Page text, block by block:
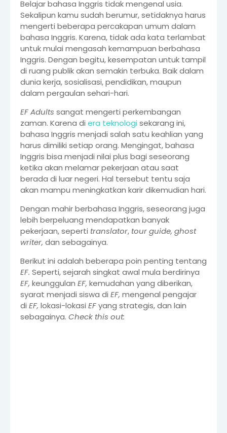
Belajar bahasa Inggris tidak mengenal usia.
Sekalipun kamu sudah berumur, setidaknya harus
mengerti beberapa percakapan umum dalam
bahasa Inggris. Karena, tidak ada kata terlambat
untuk mulai mengasah kemampuan berbahasa
Inggris. Dengan begitu, kesempatan untuk tampil
di ruang publik akan semakin terbuka. Baik dalam
dunia kerja, sosialisasi, pendidikan, maupun
dalam pergaulan sehari-hari.
EF Adults sangat mengerti perkembangan
zaman. Karena di era teknologisekarang ini,
bahasa Inggris menjadi salah satu keahlian yang
harus dimiliki setiap orang. Mengingat, bahasa
Inggris bisa menjadi nilai plus bagi seseorang
ketika akan melamar pekerjaan atau saat
berada di luar negeri. Hal tersebut tentu saja
akan mampu meningkatkan karir dikemudian hari.
Dengan mahir berbahasa Inggris, seseorang juga
lebih berpeluang mendapatkan banyak
pekerjaan, seperti translator, tour guide, ghost
writer, dan sebagainya.
Berikut ini adalah beberapa poin penting tentang
EF. Seperti, sejarah singkat awal mula berdirinya
EF, keunggulan EF, kemudahan yang diberikan,
syarat menjadi siswa di EF, mengenal pengajar
di EF, lokasi-lokasi EFyang strategis, dan lain
sebagainya. Check this out: